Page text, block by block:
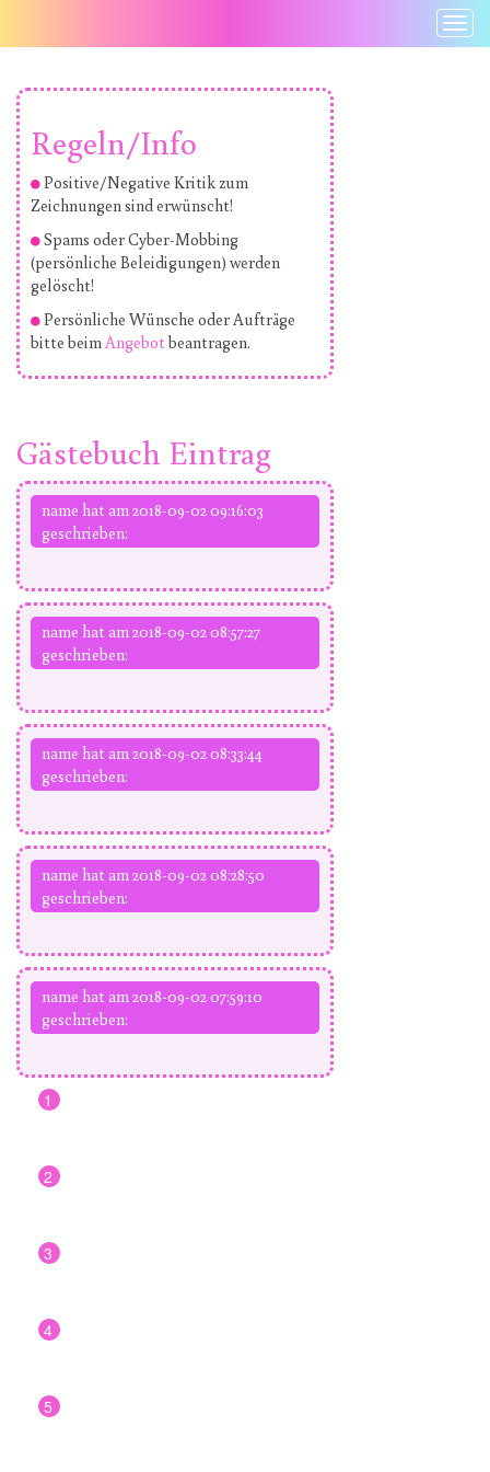
Regeln/Info
Positive/Negative Kritik zum
Zeichnungen sind erwünscht!
Spams oder Cyber-Mobbing
(persönliche Beleidigungen) werden
gelöscht!
Persönliche Wünsche oder Aufträge
bitte beimAngebotbeantragen.
Gästebuch Eintrag
name hat am 2018-09-02 09:16:03
geschrieben:
name hat am 2018-09-02 08:57:27
geschrieben:
name hat am 2018-09-02 08:33:44
geschrieben:
name hat am 2018-09-02 08:28:50
geschrieben:
name hat am 2018-09-02 07:59:10
geschrieben:
1
2
3
4
5